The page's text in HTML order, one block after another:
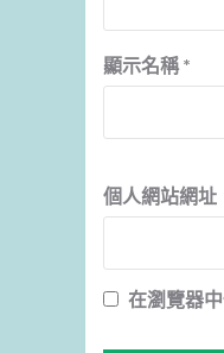
顯示名稱 *
個人網站網址
在瀏覽器